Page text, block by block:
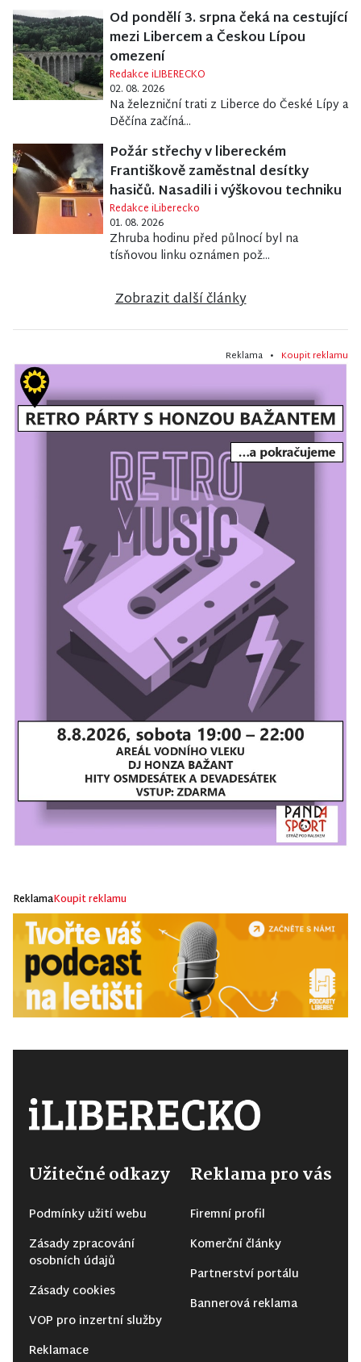
Od pondělí 3. srpna čeká na cestující
mezi Libercem a Českou Lípou
omezení
Redakce iLIBERECKO
02. 08. 2026
Na železniční trati z Liberce do České Lípy a
Děčína začíná...
Požár střechy v libereckém
Františkově zaměstnal desítky
hasičů. Nasadili i výškovou techniku
Redakce iLiberecko
01. 08. 2026
Zhruba hodinu před půlnocí byl na
tísňovou linku oznámen pož...
Zobrazit další články
Reklama • Koupit reklamu
ReklamaKoupit reklamu
Užitečné odkazy
Podmínky užití webu
Zásady zpracování
osobních údajů
Zásady cookies
VOP pro inzertní služby
Reklamace
Reklama pro vás
Firemní profil
Komerční články
Partnerství portálu
Bannerová reklama